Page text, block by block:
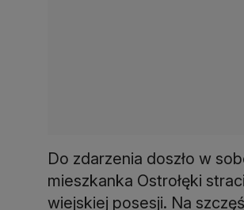
Do zdarzenia doszło w
mieszkanka Ostrołęki
wiejskiej posesji. Na